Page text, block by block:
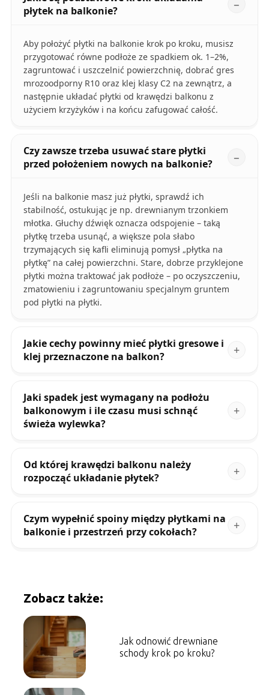
płytek na balkonie?
Aby położyć płytki na balkonie krok po kroku, musisz
przygotować równe podłoże ze spadkiem ok. 1–2%,
zagruntować i uszczelnić powierzchnię, dobrać gres
mrozoodporny R10 oraz klej klasy C2 na zewnątrz, a
następnie układać płytki od krawędzi balkonu z
użyciem krzyżyków i na końcu zafugować całość.
Czy zawsze trzeba usuwać stare płytki
przed położeniem nowych na balkonie?
Jeśli na balkonie masz już płytki, sprawdź ich
stabilność, ostukując je np. drewnianym trzonkiem
młotka. Głuchy dźwięk oznacza odspojenie – taką
płytkę trzeba usunąć, a większe pola słabo
trzymających się kafli eliminują pomysł „płytka na
płytkę” na całej powierzchni. Stare, dobrze przyklejone
płytki można traktować jak podłoże – po oczyszczeniu,
zmatowieniu i zagruntowaniu specjalnym gruntem
pod płytki na płytki.
Jakie cechy powinny mieć płytki gresowe i
klej przeznaczone na balkon?
Jaki spadek jest wymagany na podłożu
balkonowym i ile czasu musi schnąć
świeża wylewka?
Od której krawędzi balkonu należy
rozpocząć układanie płytek?
Czym wypełnić spoiny między płytkami na
balkonie i przestrzeń przy cokołach?
Zobacz także:
Jak odnowić drewniane
schody krok po kroku?